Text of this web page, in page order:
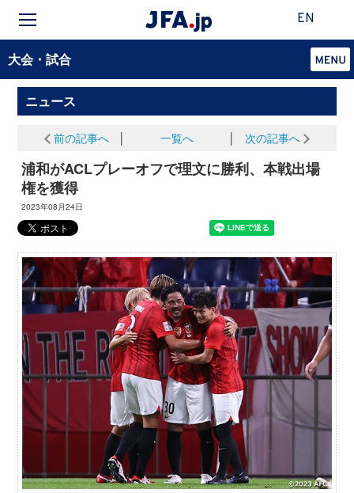
EN
大会・試合
ニュース
前の記事へ 一覧へ 次の記事へ
浦和がACLプレーオフで理文に勝利、本戦出場
権を獲得
2023年08月24日